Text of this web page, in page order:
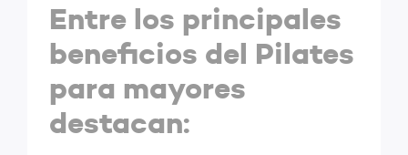
‌Entre los principales
beneficios del Pilates
para mayores
destacan: